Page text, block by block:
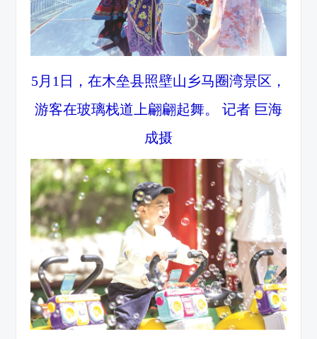
5月1日，在木垒县照壁山乡马圈湾景区，
游客在玻璃栈道上翩翩起舞。 记者 巨海
成摄